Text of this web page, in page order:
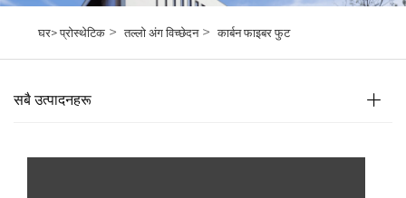
घर>प्रोस्थेटिक>तल्लो अंग विच्छेदन>कार्बन फाइबर फुट
सबै उत्पादनहरू